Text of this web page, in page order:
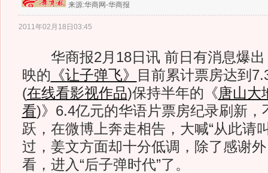
来源:华商网-华商报
2011年02月18日03:45
华商报2月18日讯 前日有消息爆出
映的 《让子弹飞》
目前累计票房达到
(在线看影视作品)保持半年的《唐山大
看)》6.4亿元的华语片票房纪录刷新，
跃，在微博上奔走相告，大喊“从此请
过，姜文方面却十分低调，除了感谢
看，进入“后子弹时代”了。